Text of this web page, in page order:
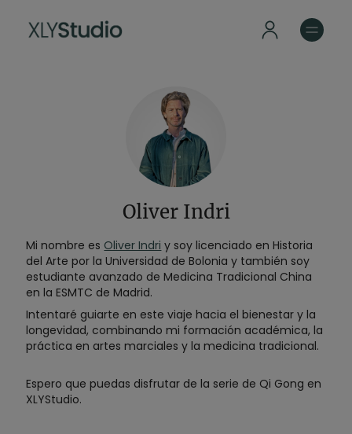
Oliver Indri
Mi nombre es Oliver Indri y soy licenciado en Historia
del Arte por la Universidad de Bolonia y también soy
estudiante avanzado de Medicina Tradicional China
en la ESMTC de Madrid.
Intentaré guiarte en este viaje hacia el bienestar y la
longevidad, combinando mi formación académica, la
práctica en artes marciales y la medicina tradicional.
Espero que puedas disfrutar de la serie de Qi Gong en
XLYStudio.